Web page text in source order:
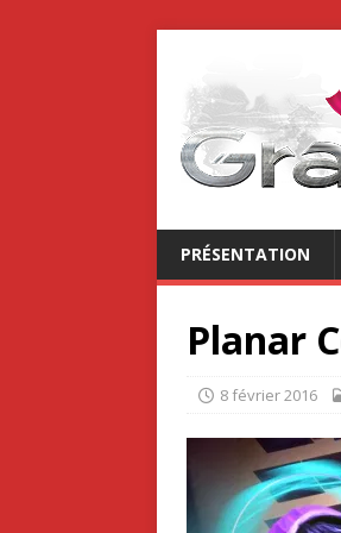
PRÉSENTATION
Planar
8 février 2016